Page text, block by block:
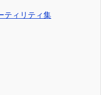
ティリティ集